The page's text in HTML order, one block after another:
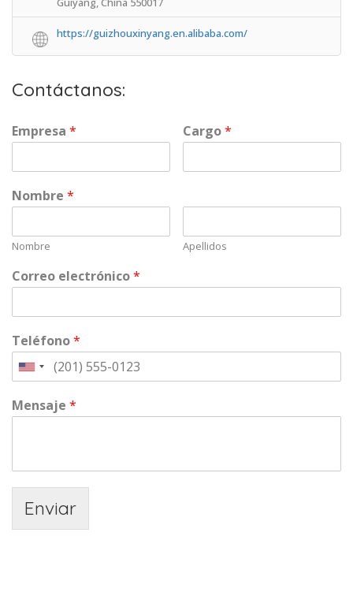
https://guizhouxinyang.en.alibaba.com/
Contáctanos:
Empresa * Cargo*
Nombre *
Nombre Apellidos
Correo electrónico*
Teléfono*
Mensaje *
Enviar